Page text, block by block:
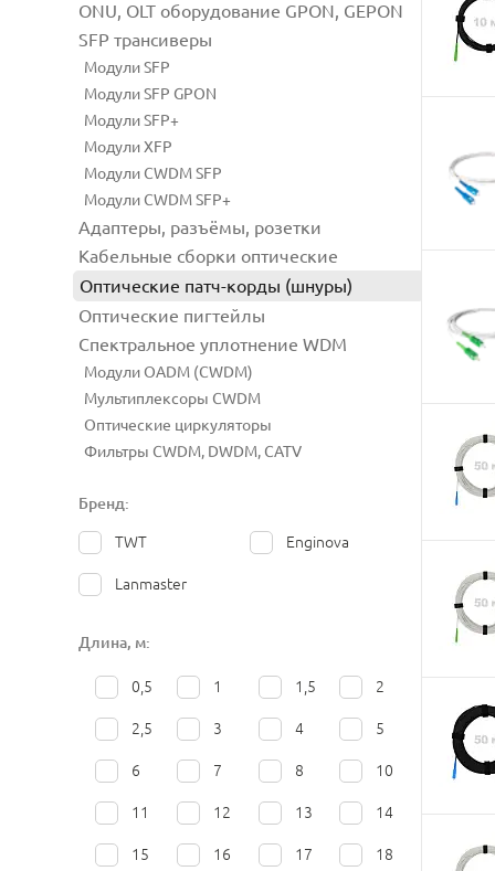
ONU, OLT оборудование GPON, GEPON
SFP трансиверы
Модули SFP
Модули SFP GPON
Модули SFP+
Модули XFP
Модули CWDM SFP
Модули CWDM SFP+
Адаптеры, разъёмы, розетки
Кабельные сборки оптические
Оптические патч-корды (шнуры)
Оптические пигтейлы
Спектральное уплотнение WDM
Модули OADM (CWDM)
Мультиплексоры CWDM
Оптические циркуляторы
Фильтры CWDM, DWDM, CATV
Бренд:
TWT Enginova
Lanmaster
Длина, м:
0,5 1 1,5 2
2,5 3 4 5
6 7 8 10
11 12 13 14
15 16 17 18